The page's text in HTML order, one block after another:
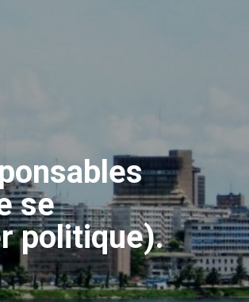
se
politique).